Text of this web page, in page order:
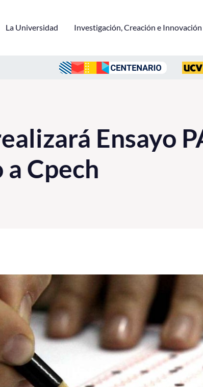
La Universidad Investigación, Creación e Innovación
Ensayo
Cpech